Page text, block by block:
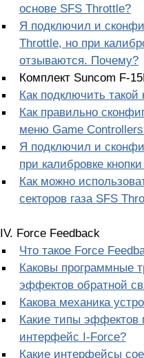
основе SFS Throttle?
Я подключил и
Throttle, но при
отзываются. Почему?
Комплект Suncom F-
Как подключить такой
Как правильно
меню Game
Я подключил и
при калибровке
Как можно
секторов газа SFS
IV. Force Feedback
Что такое Force
Каковы программные
эффектов обратной
Какова механика
Какие типы эффектов
интерфейс I-Force?
Какие интерфейсы